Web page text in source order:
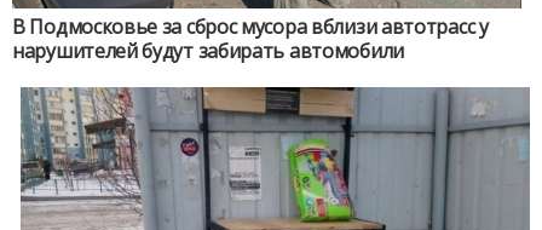
В Подмосковье за сброс мусора вблизи автотрасс у
нарушителей будут забирать автомобили